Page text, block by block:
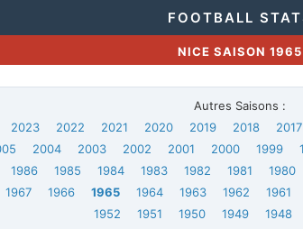
FOOTBALL
NICE SAISON 1965
Autres Saisons :
2023 2022 2021 2020 2019 2018 2017
2004 2003 2002 2001 2000 1999
1986 1985 1984 1983 1982 1981 1980
1967 1966 1965 1964 1963 1962 1961
1952
1951 1950 1949 1948